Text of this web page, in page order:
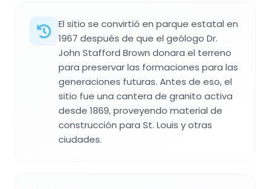
El sitio se convirtió en parque estatal en
1967 después de que el geólogo Dr.
John Stafford Brown donara el terreno
para preservar las formaciones para las
generaciones futuras. Antes de eso, el
sitio fue una cantera de granito activa
desde 1869, proveyendo material de
construcción para St. Louis y otras
ciudades.